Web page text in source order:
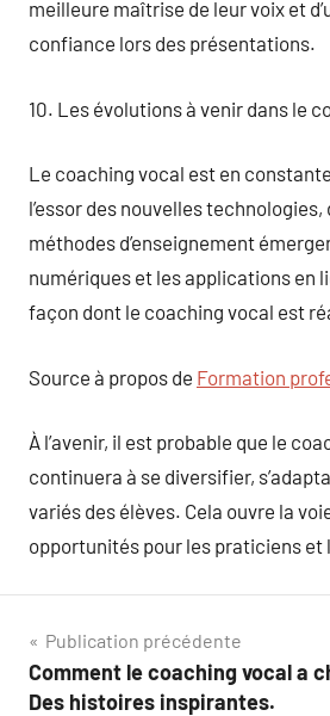
meilleure maîtrise de leur voix et
confiance lors des présentations.
10. Les évolutions à venir dans le
Le coaching vocal est en
l’essor des nouvelles
méthodes d’enseignement
numériques et les applications en
façon dont le coaching vocal est
Source à propos de Formation
À l’avenir, il est probable que le
continuera à se diversifier,
variés des élèves. Cela ouvre la
opportunités pour les praticiens et
Navigation
de
Publication précédente
Comment le coaching vocal a
Des histoires inspirantes.